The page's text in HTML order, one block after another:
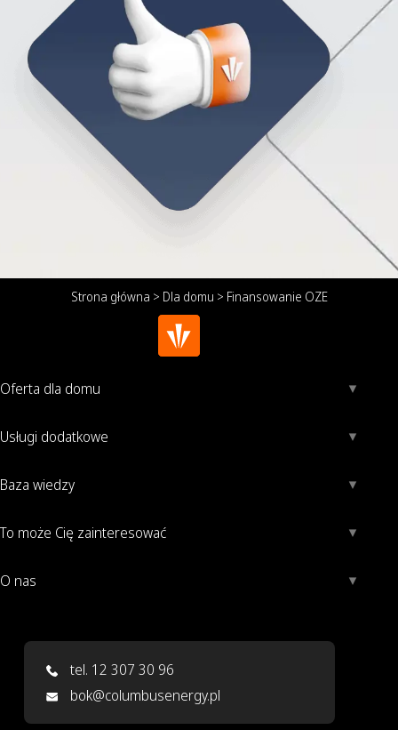
Strona główna > Dla domu > Finansowanie OZE
Oferta dla domu
Usługi dodatkowe
Baza wiedzy
To może Cię zainteresować
O nas
tel. 12 307 30 96
bok@columbusenergy.pl